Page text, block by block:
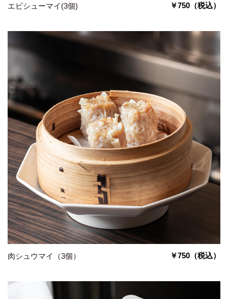
エビシューマイ(3個) ￥750 （税込）
肉シュウマイ（3個） ￥750 （税込）